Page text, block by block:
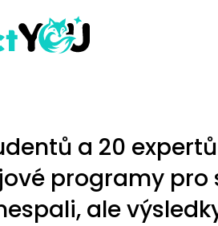
a 20
programy pro
ale